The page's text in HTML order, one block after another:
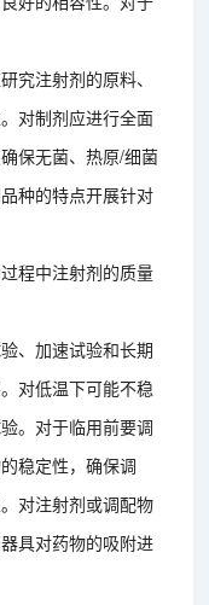
究注射剂的原料、
对制剂应进行全面
保无菌、热原/细菌
种的特点开展针对
程中注射剂的质量
、加速试验和长期
对低温下可能不稳
。对于临用前要调
稳定性，确保调
对注射剂或调配物
具对药物的吸附进